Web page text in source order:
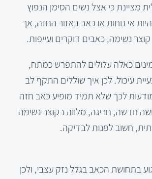
מציינת כי אצל נשים הסימן הנפוץ
אי נוחות או כאב באזור החזה, אך
קוצר נשימה, כאבים דוקרים ועייפות.
כאלה עלולים להתפרש כמתח,
עיכול. לכן איך שוללים התקף לב
לכך שלא תמיד מופיע כאב חזה
חדשה, חריגה, מלווה בקוצר נשימה
חשוב לפנות לבדיקה.
בתחושת הכאב בגלל נזק עצבי, ולכן